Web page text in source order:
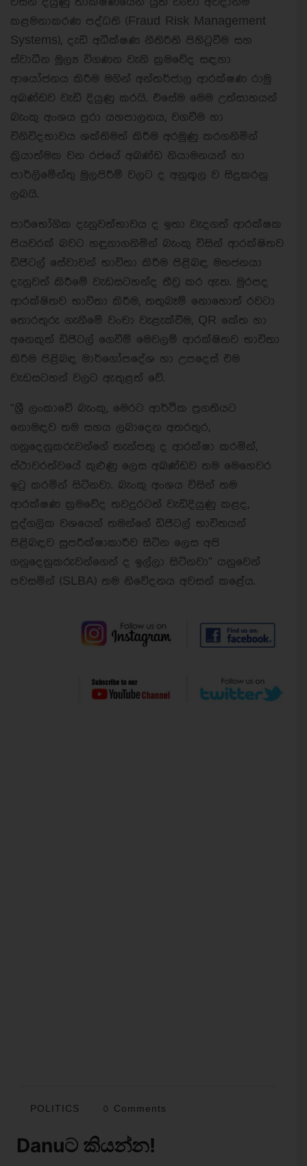
කළමනාකරණ පද්ධති (Fraud Risk Management
Systems), දැඩි අධීක්ෂණ නීතිරීති පිහිටුවීම සහ
ස්වාධීන මූල්‍ය විගණන වැනි ක්‍රමවේද සඳහා
ආයෝජනය කිරීම මගින් අන්තර්ජාල ආරක්ෂණ රාමු
අඛණ්ඩව වැඩි දියුණු කරයි. එසේම මෙම උත්සාහයන්
බැංකු අංශය පුරා යහපාලනය, වගවීම හා
විනිවිදභාවය ශක්තිමත් කිරීම අරමුණු කරගනිමින්
ක්‍රියාත්මක වන රජයේ අඛණ්ඩ නියාමනයන් හා
පාර්ලිමේන්තු මුලපිරීම් වලට ද අනුකූල ව සිදුකරනු
ලබයි.
පාරිභෝගික දැනුවත්භාවය ද ඉතා වැදගත් ආරක්ෂක
පියවරක් බවට හඳුනාගනිමින් බැංකු විසින් ආරක්ෂිතව
ඩිජිටල් සේවාවන් භාවිතා කිරීම පිළිබඳ මහජනයා
දැනුවත් කිරීමේ වැඩසටහන්ද තීව්‍ර කර ඇත. මුරපද
ආරක්ෂිතව භාවිතා කිරීම, තතුබෑම් නොහොත් රවටා
තොරතුරු ගැනීමේ වංචා වැළැක්වීම, QR කේත හා
අනෙකුත් ඩිජිටල් ගෙවීම් මෙවලම් ආරක්ෂිතව භාවිතා
කිරීම පිළිබඳ මාර්ගෝපදේශ හා උපදෙස් එම
වැඩසටහන් වලට ඇතුළත් වේ.
“ශ්‍රී ලංකාවේ බැංකු, මෙරට ආර්ථික ප්‍රගතියට
නොමඳව තම සහය ලබාදෙන අතරතුර,
ගනුදෙනුකරුවන්ගේ තැන්පතු ද ආරක්ෂා කරමින්,
ස්ථාවරත්වයේ කුළුණු ලෙස අඛණ්ඩව තම මෙහෙවර
ඉටු කරමින් සිටිනවා. බැංකු අංශය විසින් තම
ආරක්ෂණ ක්‍රමවේද තවදුරටත් වැඩිදියුණු කළද,
පුද්ගලික වශයෙන් තමන්ගේ ඩිජිටල් භාවිතයන්
පිළිබඳව සුපරීක්ෂාකාරීව සිටින ලෙස අපි
ගනුදෙනුකරුවන්ගෙන් ද ඉල්ලා සිටිනවා” යනුවෙන්
පවසමින් (SLBA) තම නිවේදනය අවසන් කළේය.
POLITICS 0 Comments